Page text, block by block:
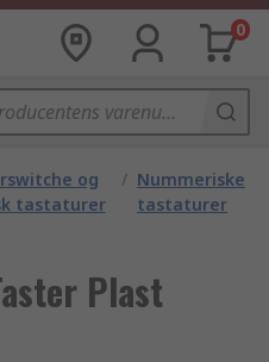
0
og
tastaturer
/ Nummeriske
tastaturer
Plast